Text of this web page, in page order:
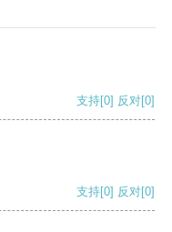
支持[0] 反对[0]
支持[0] 反对[0]